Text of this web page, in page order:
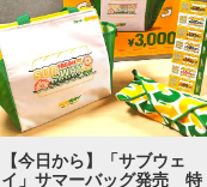
【今日から】「サブウェ
イ」サマーバッグ発売 特